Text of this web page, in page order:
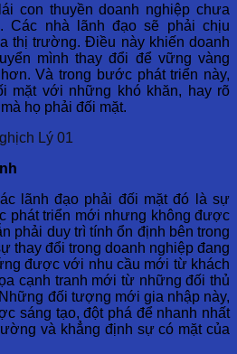
con thuyền doanh nghiệp chưa
Các nhà lãnh đạo sẽ phải chịu
thị trường. Điều này khiến doanh
mình thay đổi để vững vàng
Và trong bước phát triển này,
mặt với những khó khăn, hay rõ
họ phải đối mặt.
lãnh đạo phải đối mặt đó là sự
phát triển mới nhưng không được
phải duy trì tính ổn định bên trong
thay đổi trong doanh nghiệp đang
được với nhu cầu mới từ khách
cạnh tranh mới từ những đối thủ
đối tượng mới gia nhập này,
sáng tạo, đột phá để nhanh nhất
và khẳng định sự có mặt của